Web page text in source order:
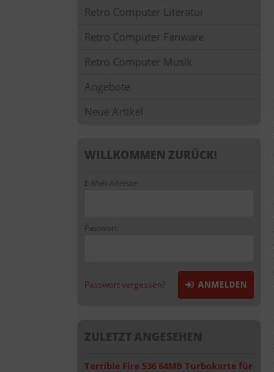
Retro Computer Literatur
Retro Computer Fanware
Retro Computer Musik
Angebote
Neue Artikel
WILLKOMMEN ZURÜCK!
E-Mail-Adresse:
Passwort:
Passwort vergessen? ANMELDEN
ZULETZT ANGESEHEN
Terrible Fire 536 64MB Turbokarte für